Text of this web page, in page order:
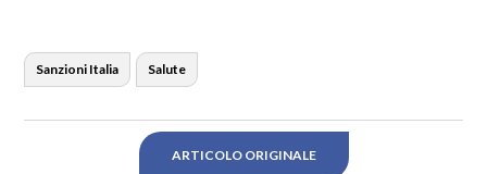
Sanzioni Italia Salute
ARTICOLO ORIGINALE